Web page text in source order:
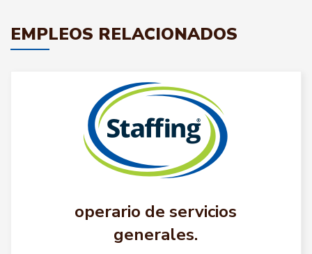
EMPLEOS RELACIONADOS
operario de servicios
generales.